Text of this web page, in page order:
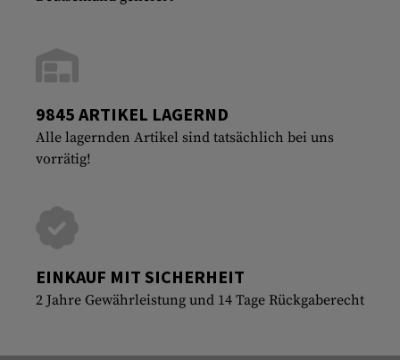
9845 ARTIKEL LAGERND
Alle lagernden Artikel sind tatsächlich bei uns
vorrätig!
EINKAUF MIT SICHERHEIT
2 Jahre Gewährleistung und 14 Tage Rückgaberecht